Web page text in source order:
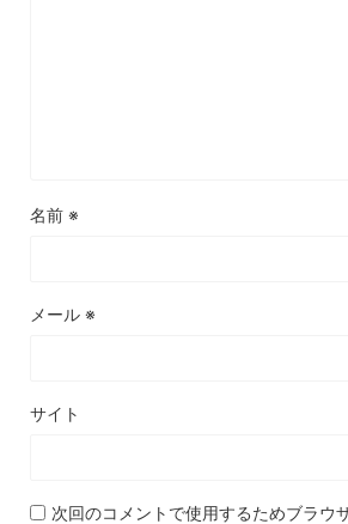
名前 ※
メール ※
サイト
次回のコメントで使用するためブラウ